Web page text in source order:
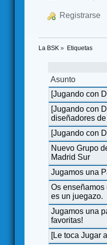
Registrarse
La BSK » Etiquetas
Asunto
[Jugando con
[Jugando con
diseñadores
[Jugando con
Nuevo Grupo
Madrid Sur
Jugamos una
Os
es un juegazo.
Jugamos una
favoritas!
[Le toca Jugar